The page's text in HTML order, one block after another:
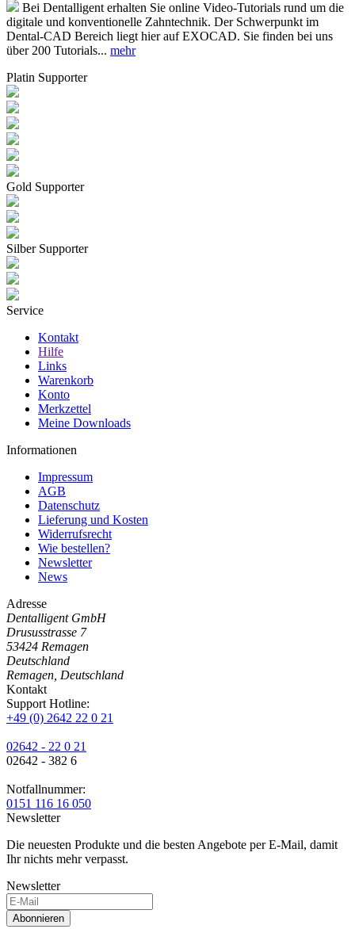
Bei Dentalligent erhalten Sie online Video-Tutorials rund um die
digitale und konventionelle Zahntechnik. Der Schwerpunkt im
Dental-CAD Bereich liegt hier auf EXOCAD. Sie finden bei uns
über 200 Tutorials... mehr
Platin Supporter
Gold Supporter
Silber Supporter
Service
Kontakt
Hilfe
Links
Warenkorb
Konto
Merkzettel
Meine Downloads
Informationen
Impressum
AGB
Datenschutz
Lieferung und Kosten
Widerrufsrecht
Wie bestellen?
Newsletter
News
Adresse
Dentalligent GmbH
Drususstrasse 7
53424 Remagen
Deutschland
Remagen, Deutschland
Kontakt
Support Hotline:
+49 (0) 2642 22 0 21
02642 - 22 0 21
02642 - 382 6
Notfallnummer:
0151 116 16 050
Newsletter
Die neuesten Produkte und die besten Angebote per E-Mail, damit
Ihr nichts mehr verpasst.
Newsletter
Abonnieren